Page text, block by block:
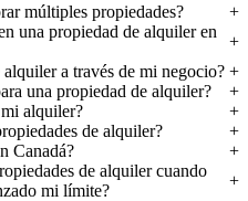
múltiples propiedades?
una propiedad de alquiler en
a través de mi negocio?
una propiedad de alquiler?
alquiler?
de alquiler?
Canadá?
de alquiler cuando
mi límite?